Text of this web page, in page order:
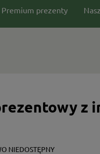
Premium prezenty
z
NIEDOSTĘPNY